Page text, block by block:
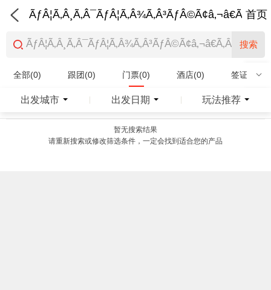
首页
搜索
全部(0) 跟团(0) 门票(0) 酒店(0) 签证(0)
特产商品(0)
出发城市 出发日期 玩法推荐
暂无搜索结果
请重新搜索或修改筛选条件，一定会找到适合您的产品